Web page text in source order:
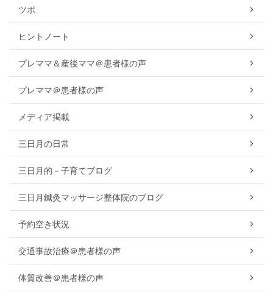
ツボ
ヒントノート
プレママ＆産後ママ＠患者様の声
プレママ＠患者様の声
メディア掲載
三日月の日常
三日月的－子育てブログ
三日月鍼灸マッサージ整体院のブログ
予約空き状況
交通事故治療＠患者様の声
体質改善＠患者様の声